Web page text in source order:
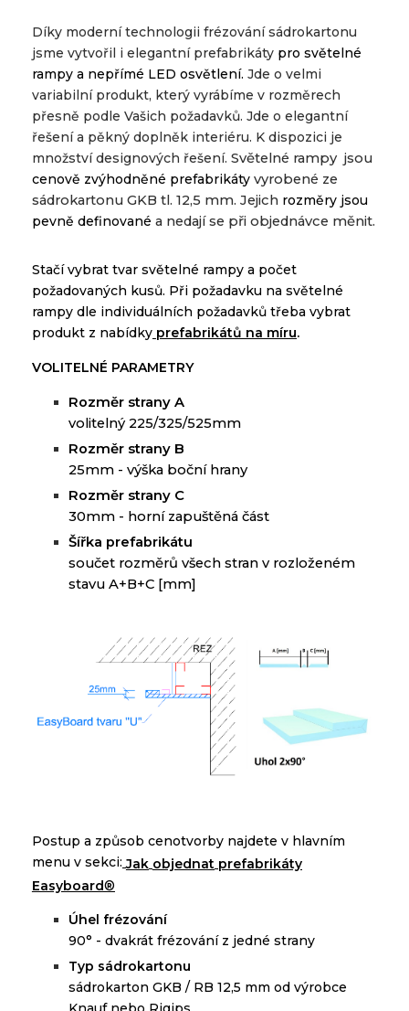
Díky moderní technologii frézování sádrokartonu
jsme vytvořil i elegantní prefabrikáty pro světelné
rampy a nepřímé LED osvětlení. Jde o velmi
variabilní produkt, který vyrábíme v rozměrech
přesně podle Vašich požadavků. Jde o elegantní
řešení a pěkný doplněk interiéru. K dispozici je
množství designových řešení. Světelné rampy jsou
cenově zvýhodněné prefabrikáty vyrobené ze
sádrokartonu GKB tl. 12,5 mm. Jejich rozměry jsou
pevně definované a nedají se při objednávce měnit.
Stačí vybrat tvar světelné rampy a počet
požadovaných kusů. Při požadavku na světelné
rampy dle individuálních požadavků třeba vybrat
produkt z nabídky prefabrikátů na míru.
VOLITELNÉ PARAMETRY
Rozměr strany A
volitelný 225/325/525mm
Rozměr strany B
25mm - výška boční hrany
Rozměr strany C
30mm - horní zapuštěná část
Šířka prefabrikátu
součet rozměrů všech stran v rozloženém
stavu A+B+C [mm]
Postup a způsob cenotvorby najdete v hlavním
menu v sekci: Jak objednat prefabrikáty
Easyboard®
Úhel frézování
90° - dvakrát frézování z jedné strany
Typ sádrokartonu
sádrokarton GKB / RB 12,5 mm od výrobce